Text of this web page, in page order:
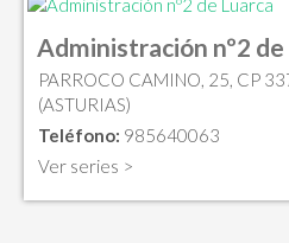
Administración nº2 de
PARROCO CAMINO, 25, CP
(ASTURIAS)
Teléfono: 985640063
Ver series >